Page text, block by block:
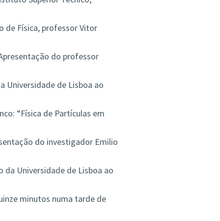
de Física, professor Vitor
do professor
Universidade de Lisboa ao
“Física de Partículas em
do investigador Emilio
Universidade de Lisboa ao
minutos numa tarde de